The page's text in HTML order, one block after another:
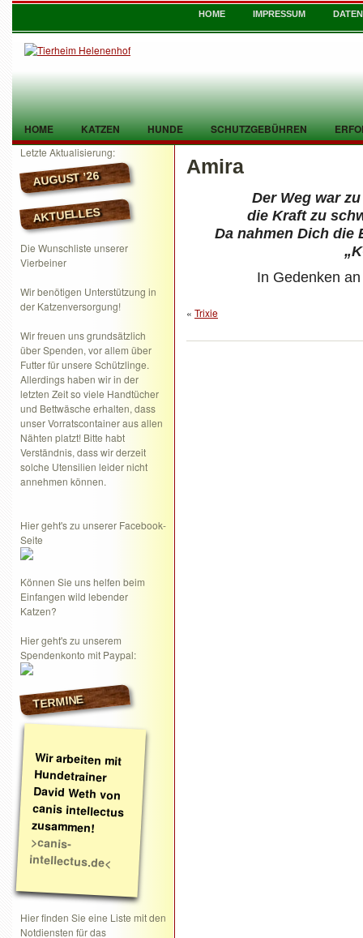
HOME IMPRESSUM
HOME KATZEN HUNDE SCHUTZGEBÜHREN
TIER GEFUNDEN KONTAKT
Letzte Aktualisierung:
AUGUST ’26
AKTUELLES
Die Wunschliste unserer
Vierbeiner
Wir benötigen Unterstützung in
der Katzenversorgung!
Wir freuen uns grundsätzlich
über Spenden, vor allem über
Futter für unsere Schützlinge.
Allerdings haben wir in der
letzten Zeit so viele Handtücher
und Bettwäsche erhalten, dass
unser Vorratscontainer aus allen
Nähten platzt! Bitte habt
Verständnis, dass wir derzeit
solche Utensilien leider nicht
annehmen können.
Hier geht's zu unserer Facebook-
Seite
Können Sie uns helfen beim
Einfangen wild lebender
Katzen?
Hier geht's zu unserem
Spendenkonto mit Paypal:
TERMINE
Wir arbeiten mit
Hundetrainer
David Weth von
canis intellectus
zusammen!
>canis-
intellectus.de<
Hier finden Sie eine Liste mit den
Notdiensten für das
Amira
Der Weg war
die Kraft zu
Da nahmen Dich die
In Gedenken
« Trixie